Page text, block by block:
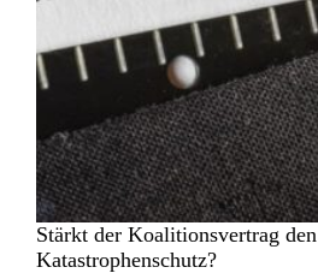
Stärkt der Koalitionsvertrag den
Katastrophenschutz?